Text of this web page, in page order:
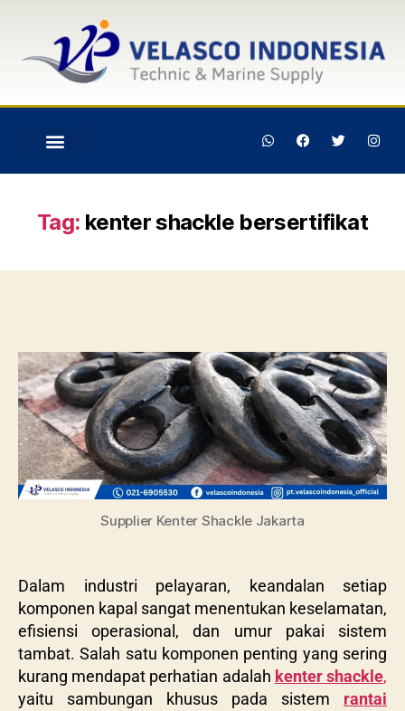
Tag: kenter shackle bersertifikat
Supplier Kenter Shackle Jakarta
Dalam industri pelayaran, keandalan setiap
komponen kapal sangat menentukan keselamatan,
efisiensi operasional, dan umur pakai sistem
tambat. Salah satu komponen penting yang sering
kurang mendapat perhatian adalah kenter shackle,
yaitu sambungan khusus pada sistem rantai